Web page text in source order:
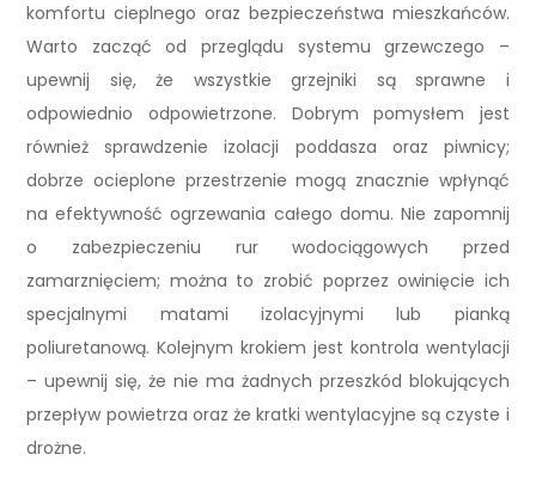
komfortu cieplnego oraz bezpieczeństwa mieszkańców.
Warto zacząć od przeglądu systemu grzewczego –
upewnij się, że wszystkie grzejniki są sprawne i
odpowiednio odpowietrzone. Dobrym pomysłem jest
również sprawdzenie izolacji poddasza oraz piwnicy;
dobrze ocieplone przestrzenie mogą znacznie wpłynąć
na efektywność ogrzewania całego domu. Nie zapomnij
o zabezpieczeniu rur wodociągowych przed
zamarznięciem; można to zrobić poprzez owinięcie ich
specjalnymi matami izolacyjnymi lub pianką
poliuretanową. Kolejnym krokiem jest kontrola wentylacji
– upewnij się, że nie ma żadnych przeszkód blokujących
przepływ powietrza oraz że kratki wentylacyjne są czyste i
drożne.